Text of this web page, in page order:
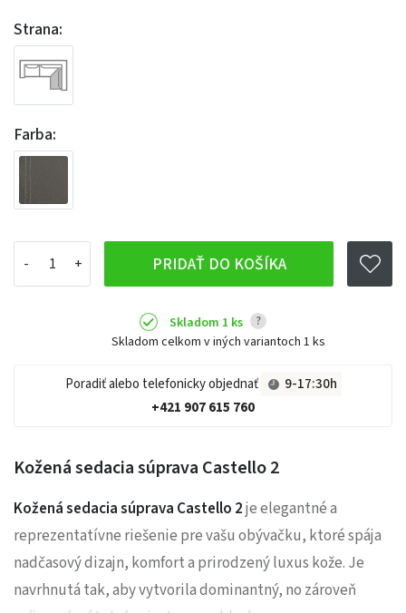
Strana:
Farba:
PRIDAŤ DO KOŠÍKA
Skladom 1 ks ?
Skladom celkom v iných variantoch 1 ks
Poradiť alebo telefonicky objednať
9-17:30h
+421 907 615 760
Kožená sedacia súprava Castello 2
Kožená sedacia súprava Castello 2je elegantné a
reprezentatívne riešenie pre vašu obývačku, ktoré spája
nadčasový dizajn, komfort a prirodzený luxus kože. Je
navrhnutá tak, aby vytvorila dominantný, no zároveň